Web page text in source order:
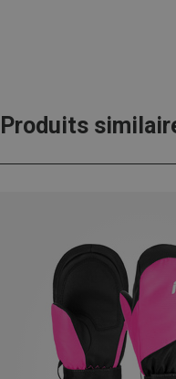
Produits